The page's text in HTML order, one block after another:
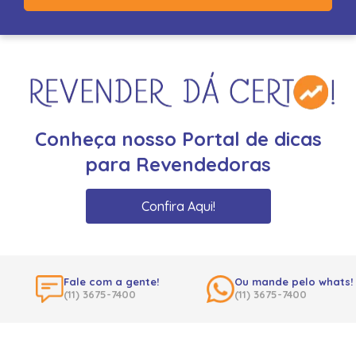
Conheça nosso Portal de dicas
para Revendedoras
Confira Aqui!
Fale com a gente!
(11) 3675-7400
Ou mande pelo whats!
(11) 3675-7400